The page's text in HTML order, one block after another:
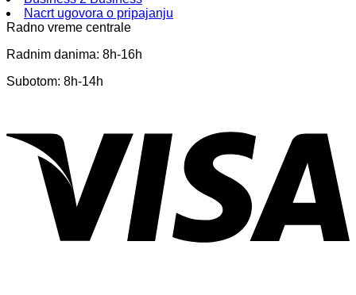
Nacrt ugovora o pripajanju
Radno vreme centrale
Radnim danima: 8h-16h
Subotom: 8h-14h